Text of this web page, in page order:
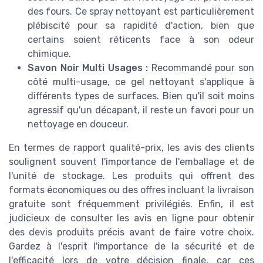
des fours. Ce spray nettoyant est particulièrement
plébiscité pour sa rapidité d'action, bien que
certains soient réticents face à son odeur
chimique.
Savon Noir Multi Usages : Recommandé pour son
côté multi-usage, ce gel nettoyant s'applique à
différents types de surfaces. Bien qu'il soit moins
agressif qu'un décapant, il reste un favori pour un
nettoyage en douceur.
En termes de rapport qualité-prix, les avis des clients
soulignent souvent l'importance de l'emballage et de
l'unité de stockage. Les produits qui offrent des
formats économiques ou des offres incluant la livraison
gratuite sont fréquemment privilégiés. Enfin, il est
judicieux de consulter les avis en ligne pour obtenir
des devis produits précis avant de faire votre choix.
Gardez à l'esprit l'importance de la sécurité et de
l'efficacité lors de votre décision finale, car ces